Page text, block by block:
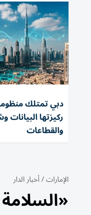
دبي تمتلك
ركيزتها البيانات
والقطاعات
الإمارات/أخبار الدار